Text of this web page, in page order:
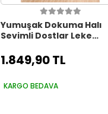
Yumuşak Dokuma Halı
Sevimli Dostlar Leke
Çocuk Odası Genç Odası
Halısı KARNAVAL
1.849,90 TL
KARGO BEDAVA